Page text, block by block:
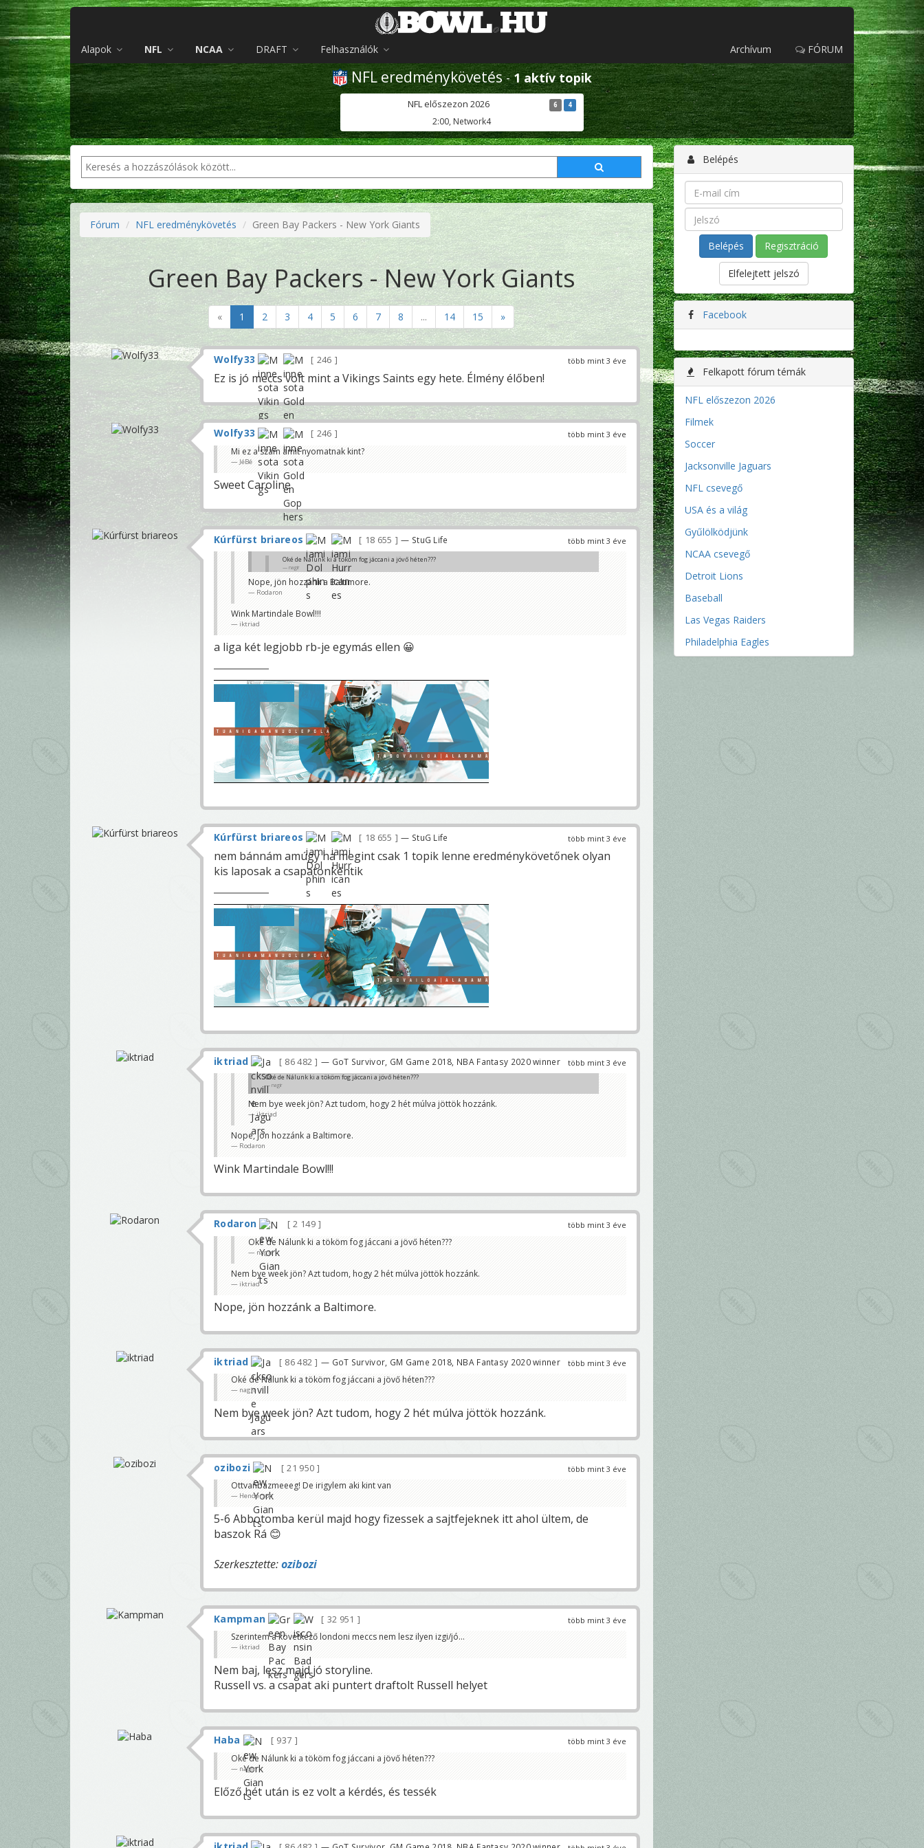
Alapok NFL NCAA DRAFT Felhasználók Archívum FÓRUM
NFL eredménykövetés -1 aktív topik
NFL előszezon 2026 6 4
2:00, Network4
Fórum NFL eredménykövetés Green Bay Packers - New York Giants
Green Bay Packers - New York Giants
« 1 2 3 4 5 6 7 8 ... 14 15 »
több mint 3 éve
Wolfy33 246
Ez is jó meccs volt mint a Vikings Saints egy hete. Élmény élőben!
több mint 3 éve
Wolfy33
246
Mi ez a szam amit nyomatnak kint?
JéBé
Sweet Caroline
több mint 3 éve
Kúrfürst briareos 18 655 — StuG Life
Oké de Nálunk ki a tököm fog jáccani a jövő héten???
nagir
Nem bye week jön? Azt tudom, hogy 2 hét múlva jöttök hozzánk.
iktriad
Nope, jön hozzánk a Baltimore.
Rodaron
Wink Martindale Bowl!!!
iktriad
a liga két legjobb rb-je egymás ellen 😀
több mint 3 éve
Kúrfürst briareos 18 655 — StuG Life
nem bánnám amúgy ha megint csak 1 topik lenne eredménykövetőnek olyan
kis laposak a csapatonkéntik
több mint 3 éve
iktriad 86 482 — GoT Survivor, GM Game 2018, NBA Fantasy 2020 winner
Oké de Nálunk ki a tököm fog jáccani a jövő héten???
nagir
Nem bye week jön? Azt tudom, hogy 2 hét múlva jöttök hozzánk.
iktriad
Nope, jön hozzánk a Baltimore.
Rodaron
Wink Martindale Bowl!!!
több mint 3 éve
Rodaron
2 149
Oké de Nálunk ki a tököm fog jáccani a jövő héten???
nagir
Nem bye week jön? Azt tudom, hogy 2 hét múlva jöttök hozzánk.
iktriad
Nope, jön hozzánk a Baltimore.
több mint 3 éve
iktriad 86 482 — GoT Survivor, GM Game 2018, NBA Fantasy 2020 winner
Oké de Nálunk ki a tököm fog jáccani a jövő héten???
nagir
Nem bye week jön? Azt tudom, hogy 2 hét múlva jöttök hozzánk.
több mint 3 éve
ozibozi
21 950
Ottvanbazmeeeg! De irigylem aki kint van
Henderson
5-6 Abbotomba kerül majd hogy fizessek a sajtfejeknek itt ahol ültem, de
baszok Rá 😊
Szerkesztette:ozibozi
több mint 3 éve
Kampman
32 951
Szerintem a következő londoni meccs nem lesz ilyen izgi/jó...
iktriad
Nem baj, lesz majd jó storyline.
Russell vs. a csapat aki puntert draftolt Russell helyet
több mint 3 éve
Haba
937
Oké de Nálunk ki a tököm fog jáccani a jövő héten???
nagir
Előző hét után is ez volt a kérdés, és tessék
Belépés
Regisztráció
Elfelejtett jelszó
Facebook
Felkapott fórum témák
NFL előszezon 2026
Filmek
Soccer
Jacksonville Jaguars
NFL csevegő
USA és a világ
Gyűlölködjünk
NCAA csevegő
Detroit Lions
Baseball
Las Vegas Raiders
Philadelphia Eagles